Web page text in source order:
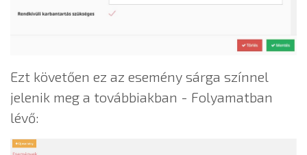
Ezt követően ez az esemény sárga színnel
jelenik meg a továbbiakban - Folyamatban
lévő: